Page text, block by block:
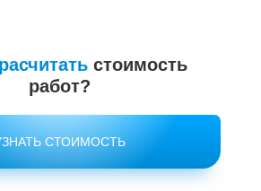
стоимость
работ?
СТОИМОСТЬ